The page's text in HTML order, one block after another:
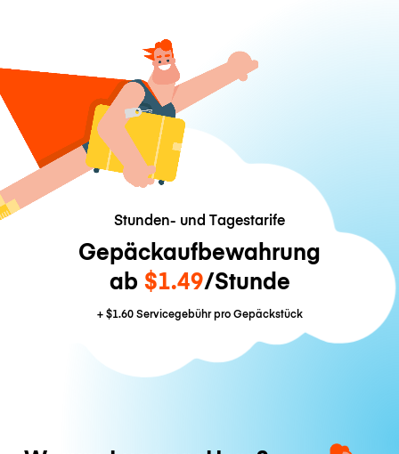
Stunden- und Tagestarife
Gepäckaufbewahrung
ab $1.49/Stunde
+$1.60Servicegebühr pro Gepäckstück